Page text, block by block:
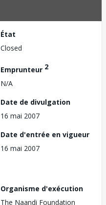
État
Closed
Emprunteur 2
N/A
Date de divulgation
16 mai 2007
Date d'entrée en vigueur
16 mai 2007
Organisme d'exécution
The Naandi Foundation